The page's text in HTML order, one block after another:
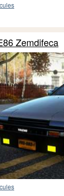
Zemdifeca